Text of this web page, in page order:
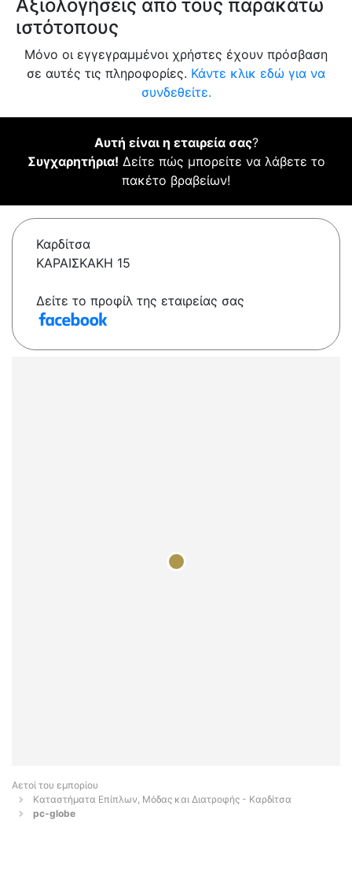
Αξιολογήσεις από τους παρακάτω
ιστότοπους
Μόνο οι εγγεγραμμένοι χρήστες έχουν πρόσβαση
σε αυτές τις πληροφορίες. Κάντε κλικ εδώ για να
συνδεθείτε.
Αυτή είναι η εταιρεία σας?
Συγχαρητήρια! Δείτε πώς μπορείτε να λάβετε το
πακέτο βραβείων!
Καρδίτσα
ΚΑΡΑΙΣΚΑΚΗ 15
Δείτε το προφίλ της εταιρείας σας
Αετοί του εμπορίου
Καταστήματα Επίπλων, Μόδας και Διατροφής - Καρδίτσα
pc-globe